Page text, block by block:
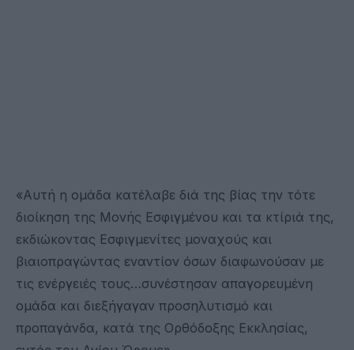
«Αυτή η ομάδα κατέλαβε διά της βίας την τότε
διοίκηση της Μονής Εσφιγμένου και τα κτίριά της,
εκδιώκοντας Εσφιγμενίτες μοναχούς και
βιαιοπραγώντας εναντίον όσων διαφωνούσαν με
τις ενέργειές τους…συνέστησαν απαγορευμένη
ομάδα και διεξήγαγαν προσηλυτισμό και
προπαγάνδα, κατά της Ορθόδοξης Εκκλησίας,